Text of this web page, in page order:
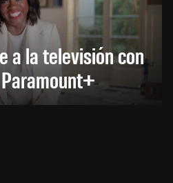
a la televisión con